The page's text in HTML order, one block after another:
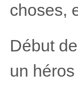
choses,
Début
un